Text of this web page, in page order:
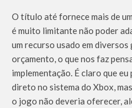
O título até fornece mais de
é muito limitante não poder
um recurso usado em diversos
orçamento, o que nos faz
implementação. É claro que
direto no sistema do Xbox,
o jogo não deveria oferecer,